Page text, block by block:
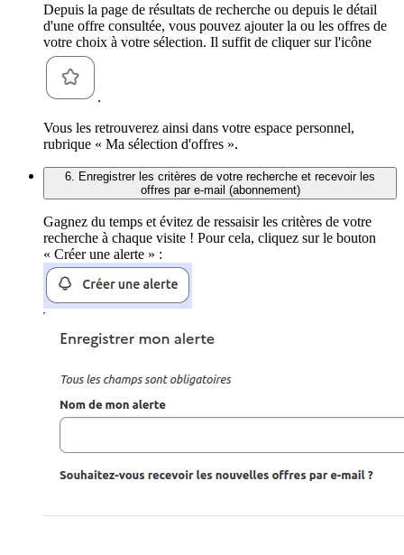
Depuis la page de résultats de recherche ou depuis le détail
d'une offre consultée, vous pouvez ajouter la ou les offres de
votre choix à votre sélection. Il suffit de cliquer sur l'icône
.
Vous les retrouverez ainsi dans votre espace personnel,
rubrique « Ma sélection d'offres ».
6. Enregistrer les critères de votre recherche et recevoir les
offres par e-mail (abonnement)
Gagnez du temps et évitez de ressaisir les critères de votre
recherche à chaque visite ! Pour cela, cliquez sur le bouton
« Créer une alerte » :